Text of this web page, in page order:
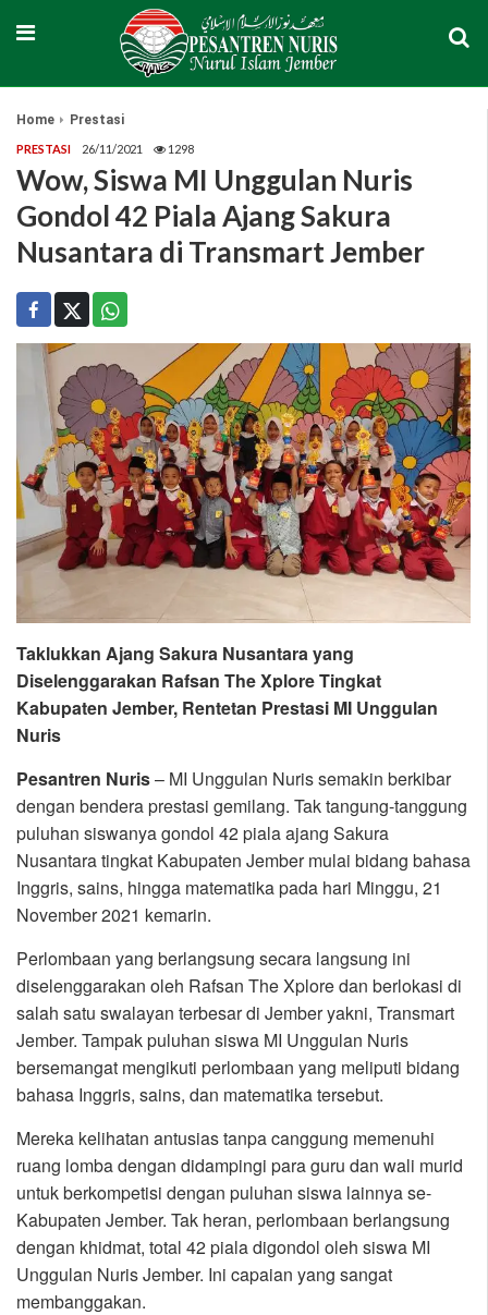
Home Prestasi
PRESTASI 26/11/2021 1298
Wow, Siswa MI Unggulan Nuris
Gondol 42 Piala Ajang Sakura
Nusantara di Transmart Jember
Taklukkan Ajang Sakura Nusantara yang
Diselenggarakan Rafsan The Xplore Tingkat
Kabupaten Jember, Rentetan Prestasi MI Unggulan
Nuris
Pesantren Nuris– MI Unggulan Nuris semakin berkibar
dengan bendera prestasi gemilang. Tak tangung-tanggung
puluhan siswanya gondol 42 piala ajang Sakura
Nusantara tingkat Kabupaten Jember mulai bidang bahasa
Inggris, sains, hingga matematika pada hari Minggu, 21
November 2021 kemarin.
Perlombaan yang berlangsung secara langsung ini
diselenggarakan oleh Rafsan The Xplore dan berlokasi di
salah satu swalayan terbesar di Jember yakni, Transmart
Jember. Tampak puluhan siswa MI Unggulan Nuris
bersemangat mengikuti perlombaan yang meliputi bidang
bahasa Inggris, sains, dan matematika tersebut.
Mereka kelihatan antusias tanpa canggung memenuhi
ruang lomba dengan didampingi para guru dan wali murid
untuk berkompetisi dengan puluhan siswa lainnya se-
Kabupaten Jember. Tak heran, perlombaan berlangsung
dengan khidmat, total 42 piala digondol oleh siswa MI
Unggulan Nuris Jember. Ini capaian yang sangat
membanggakan.